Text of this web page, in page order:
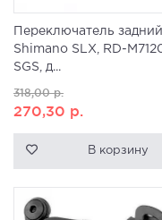
Переключатель задний
Shimano SLX, RD-
SGS, д...
318,00р.
270,30 р.
В корзину